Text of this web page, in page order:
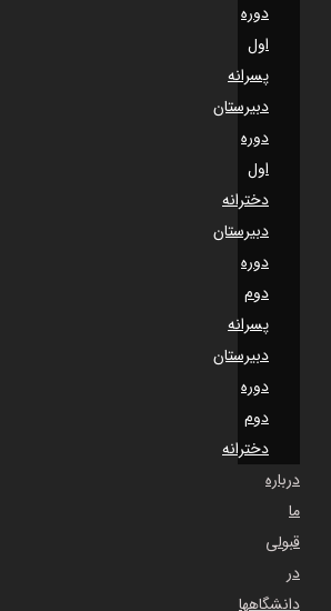
دوره
اول
پسرانه
دبیرستان
دوره
اول
دخترانه
دبیرستان
دوره
دوم
پسرانه
دبیرستان
دوره
دوم
دخترانه
درباره
ما
قبولی
در
دانشگاهها